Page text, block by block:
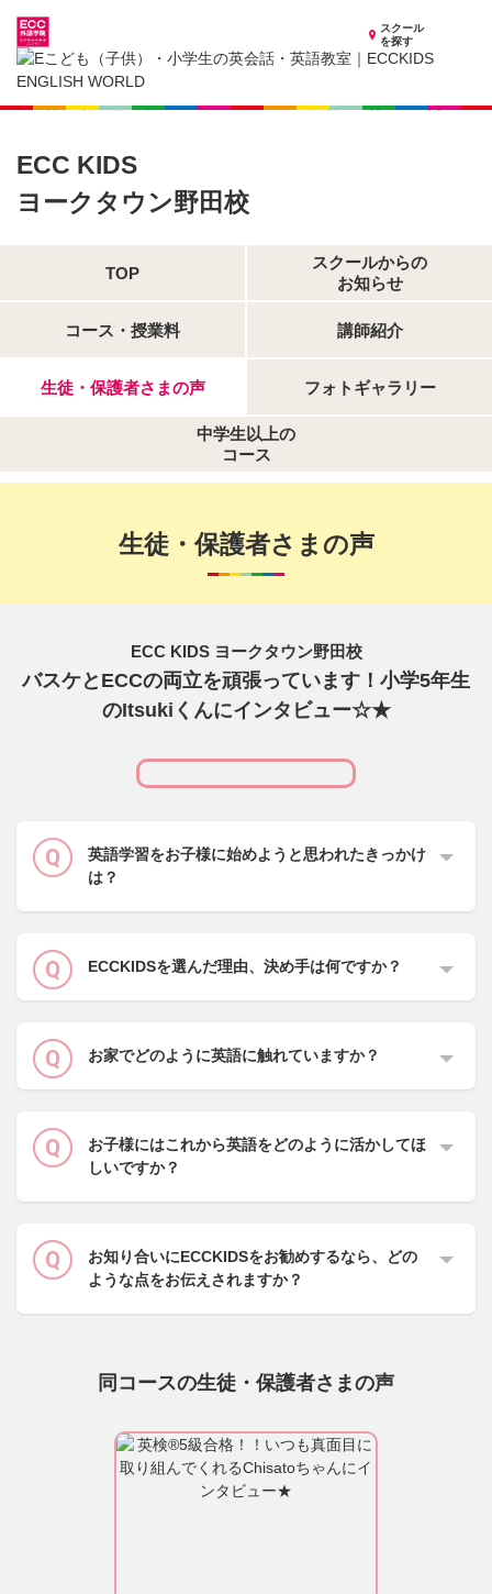
スクール
を探す
福島県の子供英会話・英語教室
子供（小学生）英会話・英語教室 ECCKIDS ヨークタウン野田校
生徒・保護者さまの声
ECC KIDS
ヨークタウン野田校
TOP
スクールからの
お知らせ
コース・授業料 講師紹介
生徒・保護者さまの声 フォトギャラリー
中学生以上の
コース
生徒・保護者さまの声
ECC KIDS ヨークタウン野田校
バスケとECCの両立を頑張っています！小学5年生
のItsukiくんにインタビュー☆★
英語学習をお子様に始めようと思われたきっかけ
は？
ECCKIDSを選んだ理由、決め手は何ですか？
お家でどのように英語に触れていますか？
お子様にはこれから英語をどのように活かしてほ
しいですか？
お知り合いにECCKIDSをお勧めするなら、どの
ような点をお伝えされますか？
同コースの生徒・保護者さまの声